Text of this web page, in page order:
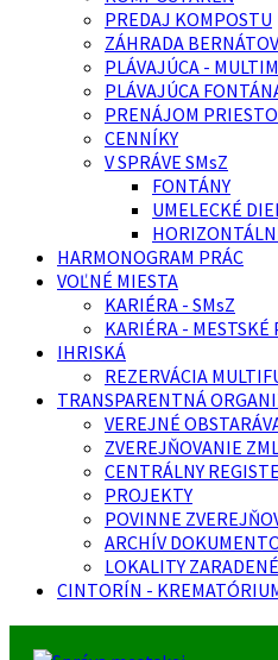
PREDAJ KOMPOSTU
ZÁHRADA
PLÁVAJÚCA -
PLÁVAJÚCA
PRENÁJOM
CENNÍKY
V SPRÁVE SMsZ
FONTÁNY
UMELECKÉ
HARMONOGRAM PRÁC
VOĽNÉ MIESTA
KARIÉRA - SMsZ
KARIÉRA - MESTSKÉ
IHRISKÁ
REZERVÁCIA
TRANSPARENTNÁ
VEREJNÉ
ZVEREJŇOVANIE
CENTRÁLNY
PROJEKTY
POVINNE
ARCHÍV
LOKALITY
CINTORÍN -